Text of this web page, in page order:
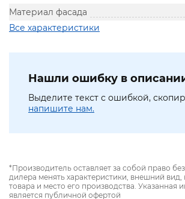
Материал фасада
Все характеристики
Нашли ошибку в
Выделите текст с ошибкой,
напишите нам.
*Производитель оставляет за собой право
дилера менять характеристики, внешний
товара и место его производства. Указанная
является публичной офертой